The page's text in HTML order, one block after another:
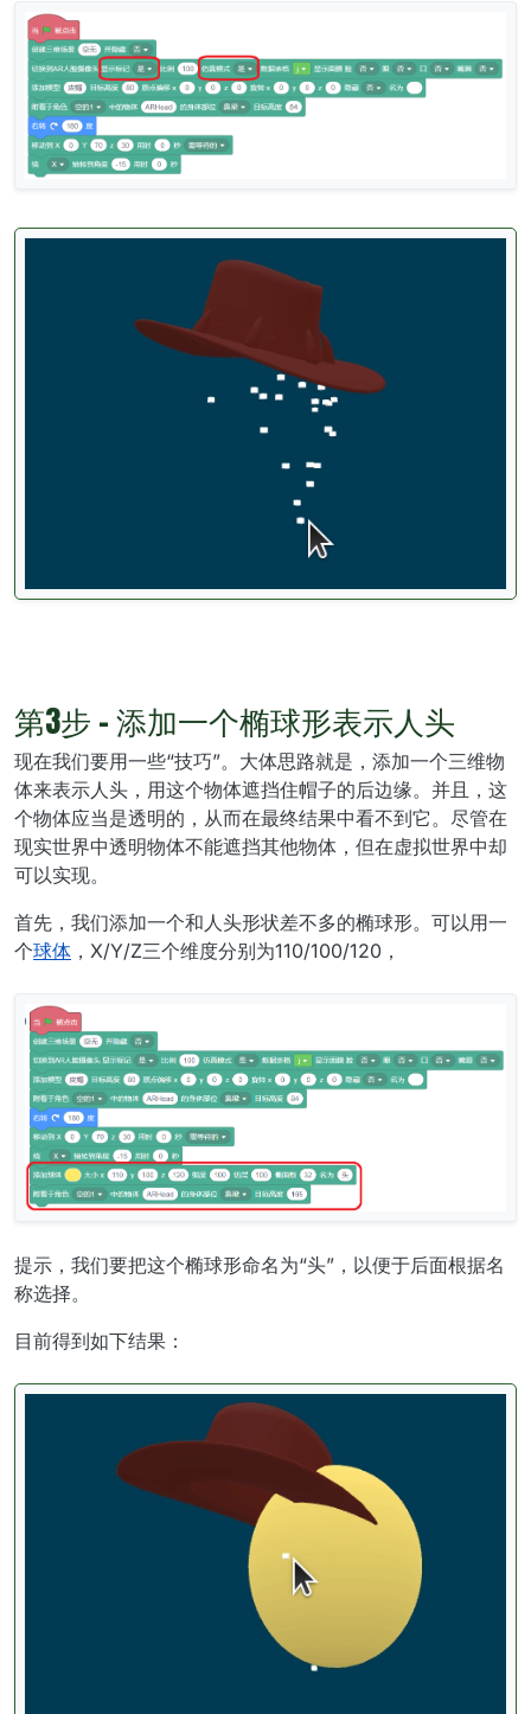
第3步 - 添加一个椭球形表示人头
现在我们要用一些“技巧”。大体思路就是，添加一个三维物
体来表示人头，用这个物体遮挡住帽子的后边缘。并且，这
个物体应当是透明的，从而在最终结果中看不到它。尽管在
现实世界中透明物体不能遮挡其他物体，但在虚拟世界中却
可以实现。
首先，我们添加一个和人头形状差不多的椭球形。可以用一
个球体 ，X/Y/Z三个维度分别为110/100/120，
提示，我们要把这个椭球形命名为“头”，以便于后面根据名
称选择。
目前得到如下结果：